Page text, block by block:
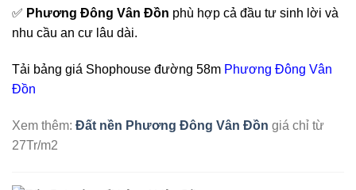
✅ Phương Đông Vân Đồn phù hợp cả đầu tư sinh lời và
nhu cầu an cư lâu dài.
Tải bảng giá Shophouse đường 58m Phương Đông Vân
Đồn
Xem thêm: Đất nền Phương Đông Vân Đồn giá chỉ từ
27Tr/m2